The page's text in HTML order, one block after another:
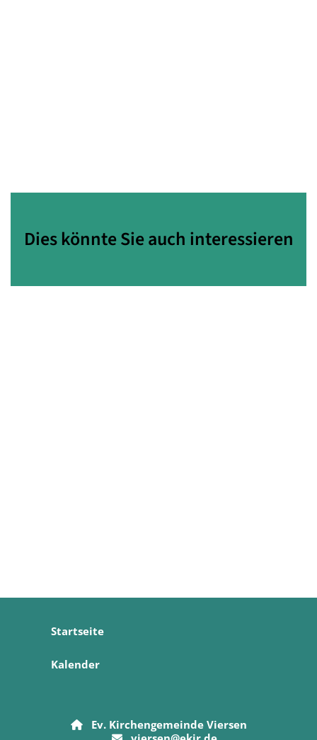
Dies könnte Sie auch interessieren
Startseite
Kalender
Ev. Kirchengemeinde Viersen